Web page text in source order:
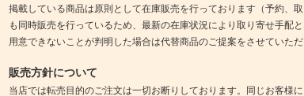
掲載している商品は原則として在庫販売を行っております（予約、
も同時販売を行っているため、最新の在庫状況により取り寄せ手配
用意できないことが判明した場合は代替商品のご提案をさせていただ
販売方針について
当店では転売目的のご注文は一切お断りしております。同じお客様